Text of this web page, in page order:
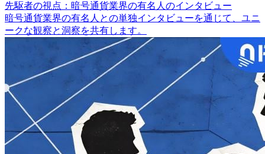
先駆者の視点：暗号通貨業界の有名人のインタビュー
暗号通貨業界の有名人との単独インタビューを通じて、ユニ
ークな観察と洞察を共有します。